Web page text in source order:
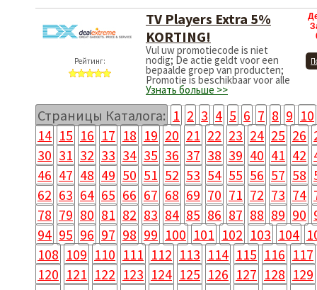
Рейтинг:
TV Players Extra 5%
KORTING!
Vul uw promotiecode is niet
nodig; De actie geldt voor een
bepaalde groep van producten;
Promotie is beschikbaar voor alle
Узнать больше >>
Страницы Каталога: 1 2 3 4 5 6 7 8 9 10
14 15 16 17 18 19 20 21 22 23 24 25 26
30 31 32 33 34 35 36 37 38 39 40 41 42
46 47 48 49 50 51 52 53 54 55 56 57 58
62 63 64 65 66 67 68 69 70 71 72 73 74
78 79 80 81 82 83 84 85 86 87 88 89 90
94 95 96 97 98 99 100 101 102 103 104
108 109 110 111 112 113 114 115 116 117
120 121 122 123 124 125 126 127 128 129